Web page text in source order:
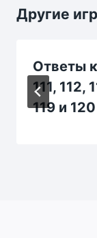
Другие
Ответы
111, 112,
119 и